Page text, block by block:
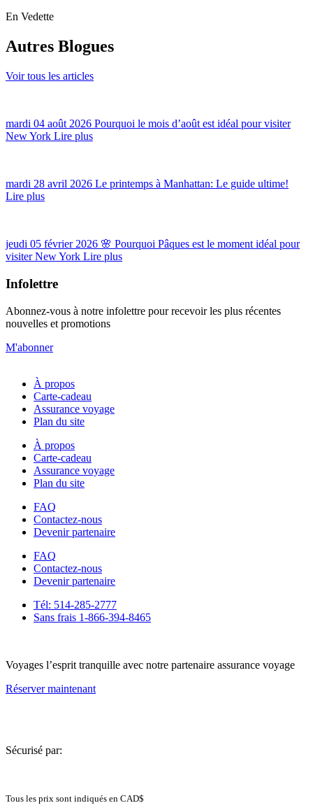
En Vedette
Autres Blogues
Voir tous les articles
mardi 04 août 2026 Pourquoi le mois d’août est idéal pour visiter
New York Lire plus
mardi 28 avril 2026 Le printemps à Manhattan: Le guide ultime!
Lire plus
jeudi 05 février 2026 🌸 Pourquoi Pâques est le moment idéal pour
visiter New York Lire plus
Infolettre
Abonnez-vous à notre infolettre pour recevoir les plus récentes
nouvelles et promotions
M'abonner
À propos
Carte-cadeau
Assurance voyage
Plan du site
À propos
Carte-cadeau
Assurance voyage
Plan du site
FAQ
Contactez-nous
Devenir partenaire
FAQ
Contactez-nous
Devenir partenaire
Tél: 514-285-2777
Sans frais 1-866-394-8465
Voyages l’esprit tranquille avec notre partenaire assurance voyage
Réserver maintenant
Sécurisé par:
Tous les prix sont indiqués en CAD$